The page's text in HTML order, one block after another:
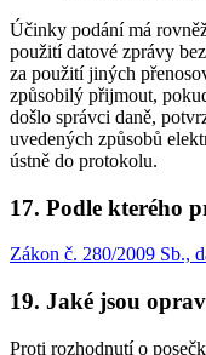
Účinky podání má
použití datové zprávy
za použití jiných
způsobilý přijmout,
došlo správci daně,
uvedených způsobů
ústně do protokolu.
17. Podle kterého
Zákon č. 280/2009 Sb.,
19. Jaké jsou
Proti rozhodnutí o